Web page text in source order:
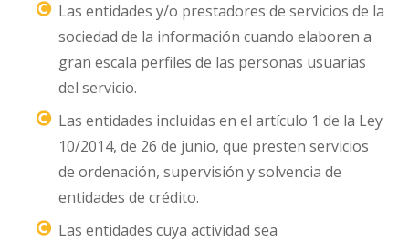
Las entidades y/o prestadores de servicios de la
sociedad de la información cuando elaboren a
gran escala perfiles de las personas usuarias
del servicio.
Las entidades incluidas en el artículo 1 de la Ley
10/2014, de 26 de junio, que presten servicios
de ordenación, supervisión y solvencia de
entidades de crédito.
Las entidades cuya actividad sea